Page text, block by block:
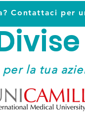
Contattaci per
la tua